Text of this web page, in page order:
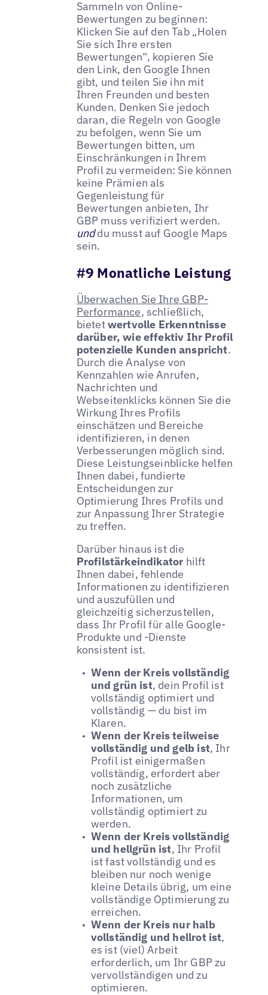
Sammeln von Online-
Bewertungen zu beginnen:
Klicken Sie auf den Tab „Holen
Sie sich Ihre ersten
Bewertungen“, kopieren Sie
den Link, den Google Ihnen
gibt, und teilen Sie ihn mit
Ihren Freunden und besten
Kunden. Denken Sie jedoch
daran, die Regeln von Google
zu befolgen, wenn Sie um
Bewertungen bitten, um
Einschränkungen in Ihrem
Profil zu vermeiden: Sie können
keine Prämien als
Gegenleistung für
Bewertungen anbieten, Ihr
GBP muss verifiziert werden.
unddu musst auf Google Maps
sein.
#9 Monatliche Leistung
Überwachen Sie Ihre GBP-
Performance, schließlich,
bietetwertvolle Erkenntnisse
darüber, wie effektiv Ihr Profil
potenzielle Kunden anspricht.
Durch die Analyse von
Kennzahlen wie Anrufen,
Nachrichten und
Webseitenklicks können Sie die
Wirkung Ihres Profils
einschätzen und Bereiche
identifizieren, in denen
Verbesserungen möglich sind.
Diese Leistungseinblicke helfen
Ihnen dabei, fundierte
Entscheidungen zur
Optimierung Ihres Profils und
zur Anpassung Ihrer Strategie
zu treffen.
Darüber hinaus ist die
Profilstärkeindikator hilft
Ihnen dabei, fehlende
Informationen zu identifizieren
und auszufüllen und
gleichzeitig sicherzustellen,
dass Ihr Profil für alle Google-
Produkte und -Dienste
konsistent ist.
Wenn der Kreis vollständig
und grün ist, dein Profil ist
vollständig optimiert und
vollständig — du bist im
Klaren.
Wenn der Kreis teilweise
vollständig und gelb ist, Ihr
Profil ist einigermaßen
vollständig, erfordert aber
noch zusätzliche
Informationen, um
vollständig optimiert zu
werden.
Wenn der Kreis vollständig
und hellgrün ist, Ihr Profil
ist fast vollständig und es
bleiben nur noch wenige
kleine Details übrig, um eine
vollständige Optimierung zu
erreichen.
Wenn der Kreis nur halb
vollständig und hellrot ist,
es ist (viel) Arbeit
erforderlich, um Ihr GBP zu
vervollständigen und zu
optimieren.